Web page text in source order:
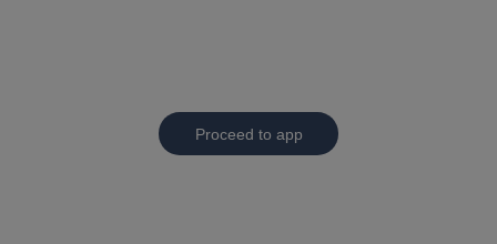
Proceed to app